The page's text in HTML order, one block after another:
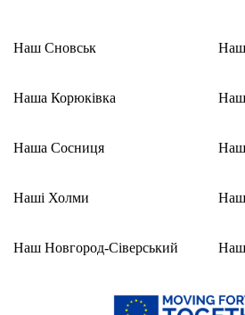
Наш Сновськ
Наша Корюківка
Наша Сосниця
Наші Холми
Наш Новгород-Сіверський Наш